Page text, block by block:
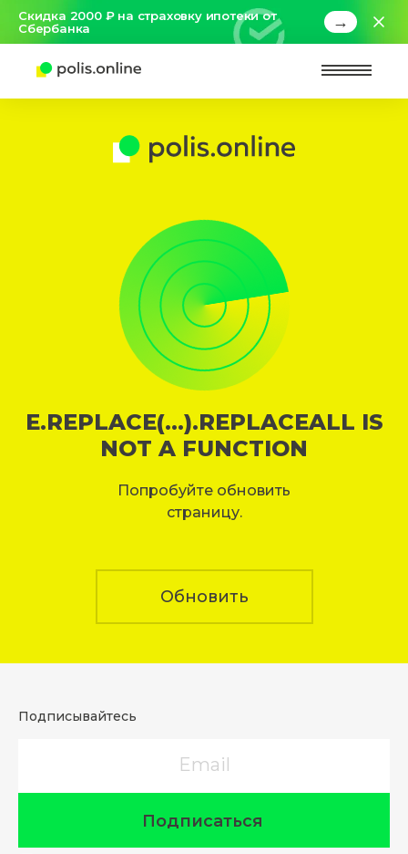
Скидка 2000 ₽ на страховку ипотеки от
Сбербанка
→
E.REPLACE(...).REPLACEALL IS
NOT A FUNCTION
Попробуйте обновить
страницу.
Обновить
Подписывайтесь
Подписаться